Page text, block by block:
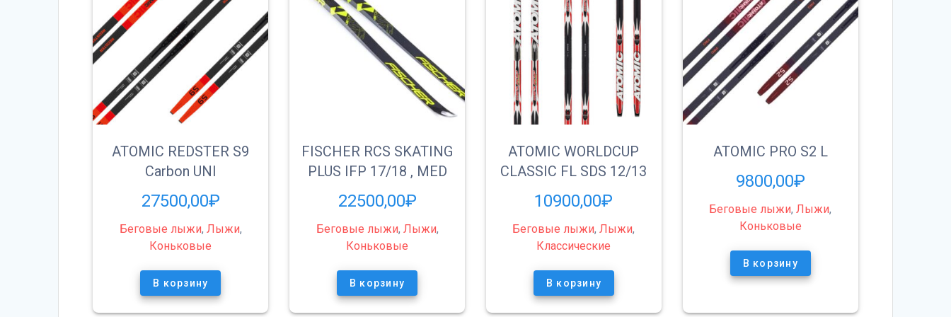
ATOMIC REDSTER S9
Carbon UNI
27500,00₽
Беговые лыжи, Лыжи,
Коньковые
В корзину
FISCHER RCS SKATING
PLUS IFP 17/18 , MED
22500,00₽
Беговые лыжи, Лыжи,
Коньковые
В корзину
ATOMIC WORLDCUP
CLASSIC FL SDS 12/13
10900,00₽
Беговые лыжи,Лыжи,
Классические
В корзину
ATOMIC PRO S2 L
9800,00₽
Беговые лыжи,Лыжи,
Коньковые
В корзину